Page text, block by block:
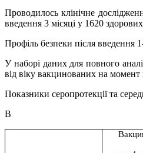
Проводилось клінічне
введення 3 місяці у 1620
Профіль безпеки після введення
У наборі даних для повного
від віку вакцинованих на
Показники серопротекції та
В